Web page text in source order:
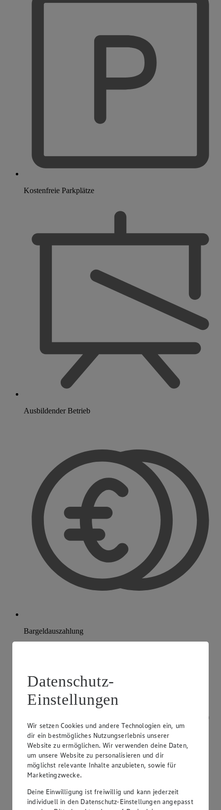
Kostenfreie Parkplätze
Ausbildender Betrieb
Bargeldauszahlung
Datenschutz-
Einstellungen
Wir setzen Cookies und andere Technologien ein, um
dir ein bestmögliches Nutzungserlebnis unserer
Website zu ermöglichen. Wir verwenden deine Daten,
um unsere Website zu personalisieren und dir
möglichst relevante Inhalte anzubieten, sowie für
Marketingzwecke.
Deine Einwilligung ist freiwillig und kann jederzeit
individuell in den Datenschutz-Einstellungen angepasst